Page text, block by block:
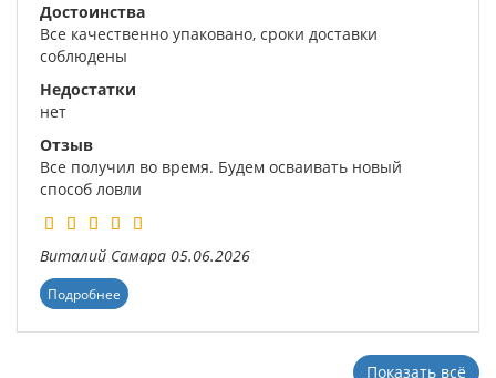
Достоинства
Все качественно упаковано, сроки доставки
соблюдены
Недостатки
нет
Отзыв
Все получил во время. Будем осваивать новый
способ ловли
Виталий Самара 05.06.2026
Подробнее
Показать всё